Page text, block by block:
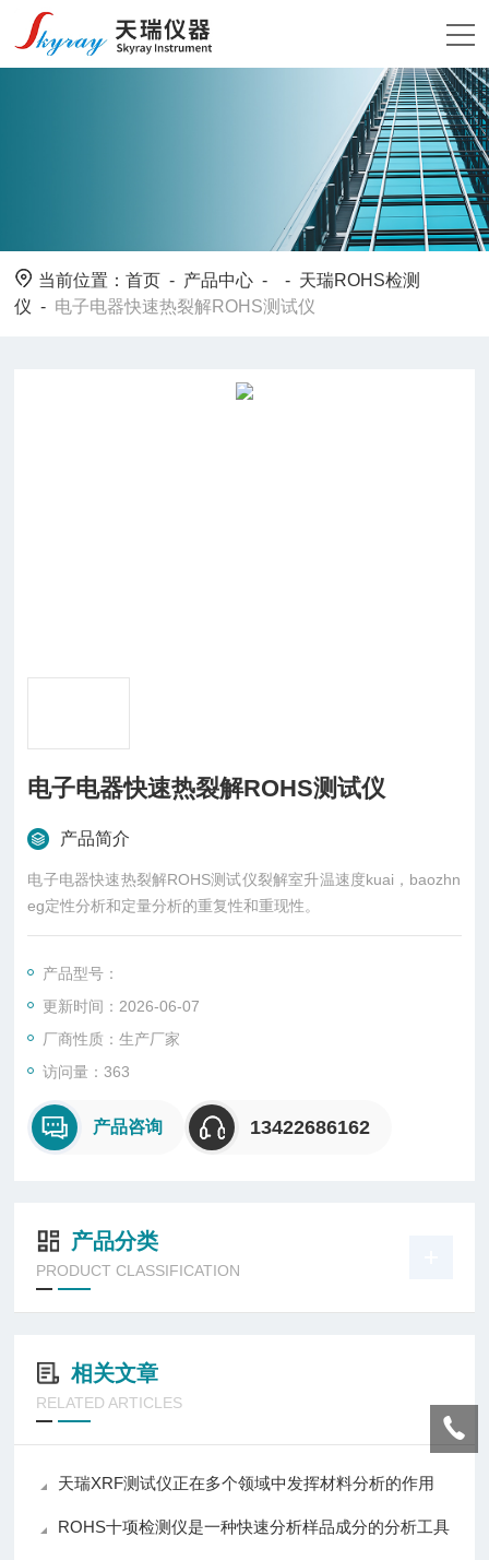
当前位置：首页 - 产品中心 - - 天瑞ROHS检测
仪 - 电子电器快速热裂解ROHS测试仪
电子电器快速热裂解ROHS测试仪
产品简介
电子电器快速热裂解ROHS测试仪裂解室升温速度kuai，baozhn
eg定性分析和定量分析的重复性和重现性。
产品型号：
更新时间：2026-06-07
厂商性质：生产厂家
访问量：363
产品咨询 13422686162
产品分类
PRODUCT CLASSIFICATION
相关文章
RELATED ARTICLES
天瑞XRF测试仪正在多个领域中发挥材料分析的作用
ROHS十项检测仪是一种快速分析样品成分的分析工具